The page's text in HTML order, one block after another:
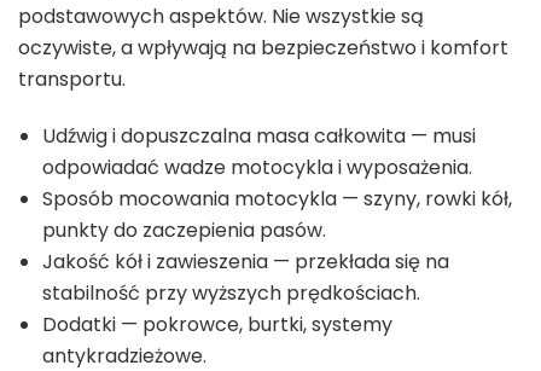
podstawowych aspektów. Nie wszystkie są
oczywiste, a wpływają na bezpieczeństwo i komfort
transportu.
Udźwig i dopuszczalna masa całkowita — musi
odpowiadać wadze motocykla i wyposażenia.
Sposób mocowania motocykla — szyny, rowki kół,
punkty do zaczepienia pasów.
Jakość kół i zawieszenia — przekłada się na
stabilność przy wyższych prędkościach.
Dodatki — pokrowce, burtki, systemy
antykradzieżowe.